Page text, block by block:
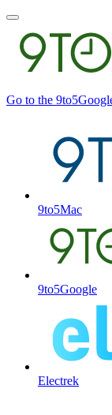
Toggle
main
menu
Go to the
9to5Mac
9to5Google
Electrek